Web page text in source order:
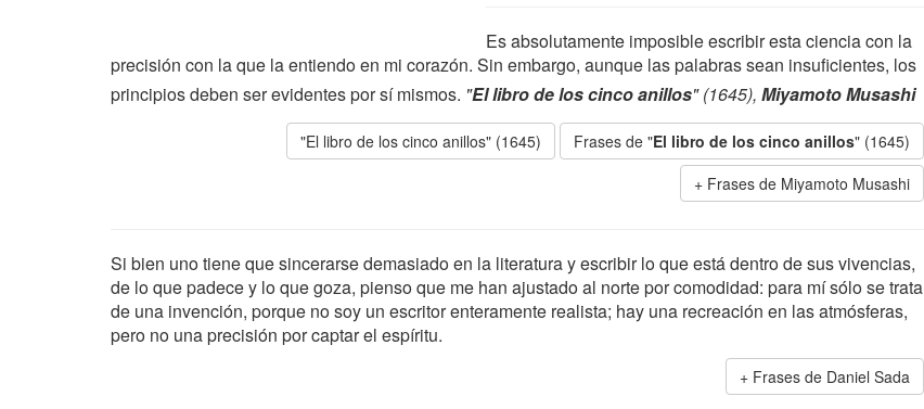
Es absolutamente imposible escribir esta ciencia con la
precisión con la que la entiendo en mi corazón. Sin embargo, aunque las palabras sean insuficientes, los
principios deben ser evidentes por sí mismos. "El libro de los cinco anillos" (1645), Miyamoto Musashi
"El libro de los cinco anillos" (1645) Frases de "El libro de los cinco anillos" (1645)
Frases de Miyamoto Musashi
Si bien uno tiene que sincerarse demasiado en la literatura y escribir lo que está dentro de sus vivencias,
de lo que padece y lo que goza, pienso que me han ajustado al norte por comodidad: para mí sólo se trata
de una invención, porque no soy un escritor enteramente realista; hay una recreación en las atmósferas,
pero no una precisión por captar el espíritu.
Frases de Daniel Sada